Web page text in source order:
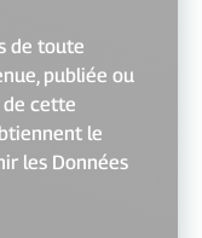
de toute
publiée ou
de cette
le
les Données